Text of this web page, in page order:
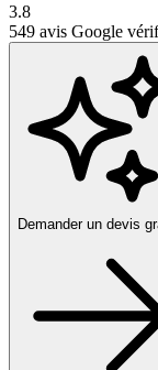
3.8
549 avis Google
Demander un devis